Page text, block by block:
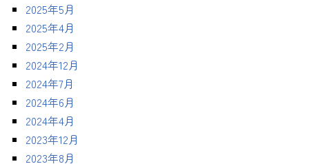
2025年5月
2025年4月
2025年2月
2024年12月
2024年7月
2024年6月
2024年4月
2023年12月
2023年8月